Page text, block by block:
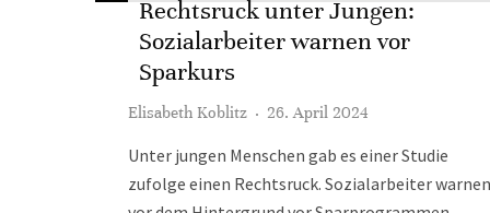
Rechtsruck unter Jungen:
Sozialarbeiter warnen vor
Sparkurs
Elisabeth Koblitz · 26. April 2024
Unter jungen Menschen gab es einer Studie
zufolge einen Rechtsruck. Sozialarbeiter warnen